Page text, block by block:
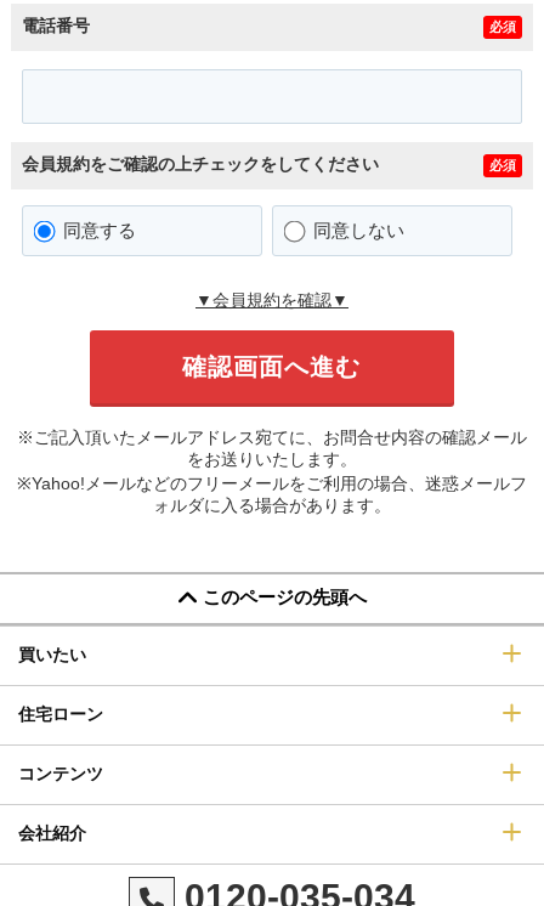
電話番号 必須
会員規約をご確認の上チェックをしてください 必須
同意する 同意しない
▼会員規約を確認▼
※ご記入頂いたメールアドレス宛てに、お問合せ内容の確認メール
をお送りいたします。
※Yahoo!メールなどのフリーメールをご利用の場合、迷惑メールフ
ォルダに入る場合があります。
このページの先頭へ
買いたい
住宅ローン
コンテンツ
会社紹介
0120-035-034